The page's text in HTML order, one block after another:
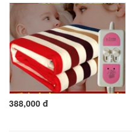
388,000 đ